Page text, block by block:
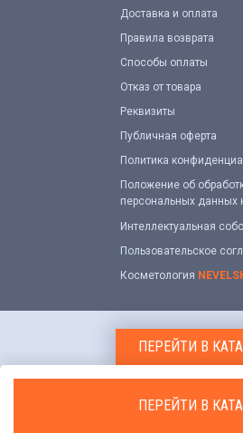
Добавить в
Политика
Отказ от товара
Пользовательское
Реквизиты
Способы оплаты
Положение об
персональных данных
Интеллектуальная
Публичная оферта
Доставка и оплата
Правила возврата
Косметология
ПЕРЕЙТИ В
ПЕРЕЙТИ В